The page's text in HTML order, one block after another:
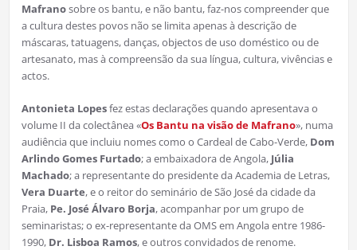
Mafranosobre os bantu, e não bantu, faz-nos compreender que
a cultura destes povos não se limita apenas à descrição de
máscaras, tatuagens, danças, objectos de uso doméstico ou de
artesanato, mas à compreensão da sua língua, cultura, vivências e
actos.
Antonieta Lopesfez estas declarações quando apresentava o
volume II da colectânea «Os Bantu na visão de Mafrano», numa
audiência que incluiu nomes como o Cardeal de Cabo-Verde, Dom
Arlindo Gomes Furtado; a embaixadora de Angola, Júlia
Machado; a representante do presidente da Academia de Letras,
Vera Duarte, e o reitor do seminário de São José da cidade da
Praia, Pe. José Álvaro Borja, acompanhar por um grupo de
seminaristas; o ex-representante da OMS em Angola entre 1986-
1990, Dr. Lisboa Ramos, e outros convidados de renome.